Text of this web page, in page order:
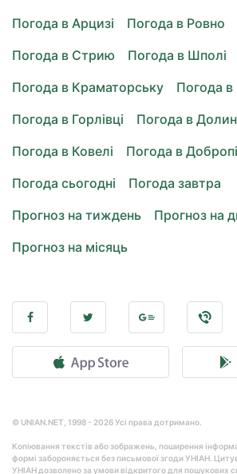
Погода в Арцизі
Погода в Ровно
Погода в Стрию
Погода в Шполі
Погода в Краматорську
Погода в
Погода в Горлівці
Погода в
Погода в Ковелі
Погода в
Погода сьогодні
Погода завтра
Прогноз на тиждень
Прогноз на
Прогноз на місяць
© UNIAN.NET, 1998 - 2026 Усі права дотримано.
Копіювання текстів або зображень, поширення
формі забороняється без письмової згоди УНІАН.
УНІАН дозволено за умови відкритого для пошукових